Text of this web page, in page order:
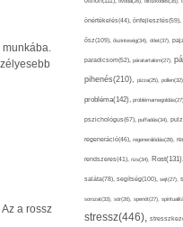
a rossz
önértékelés(44), önfejlesztés(59),
ősz(109), őszinteség(34), ötlet(37),
paradicsom(52), páratartalom(27),
pihenés(210), pizza(25), pollen(32),
probléma(142), problémamegoldás(27),
pszichológus(67), puffadás(34),
regeneráció(46), regenerálódás(28),
rendszeres(41), rizs(34), Rost(131),
saláta(78), segítség(100), sejt(27),
sorozat(33), sör(26), spenót(27),
stressz(446),